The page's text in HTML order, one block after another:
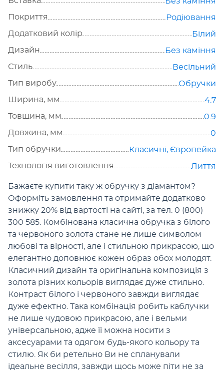
Покриття
Родіювання
Додатковий колір
Білий
Дизайн
Без каміння
Стиль
Весільний
Тип виробу
Обручки
Ширина, мм
4.7
Товщина, мм
0.9
Довжина, мм
0
Тип обручки
Класичні, Європейка
Технологія виготовлення
Лиття
Бажаєте купити таку ж обручку з діамантом?
Оформіть замовлення та отримайте додатково
знижку 20% від вартості на сайті, за тел. 0 (800)
300 585. Комбінована класична обручка з білого
та червоного золота стане не лише символом
любові та вірності, але і стильною прикрасою, що
елегантно доповнює кожен образ обох молодят.
Класичний дизайн та оригінальна композиція з
золота різних кольорів виглядає дуже стильно.
Контраст білого і червоного завжди виглядає
дуже ефектно. Така комбінація робить каблучки
не лише чудовою прикрасою, але і вельми
універсальною, адже її можна носити з
аксесуарами та одягом будь-якого кольору та
стилю. Як би ретельно Ви не спланували
ідеальне весілля, завжди щось може піти не за